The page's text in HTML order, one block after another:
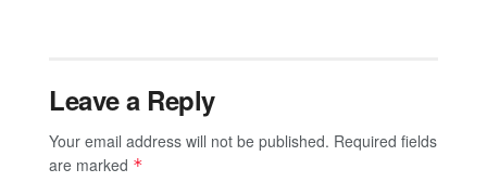
Leave a Reply
Your email address will not be published. Required fields
are marked *